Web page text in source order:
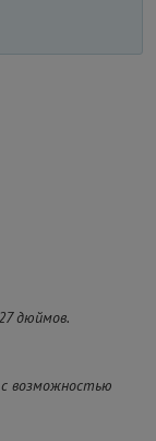
дюймов.
с возможностью